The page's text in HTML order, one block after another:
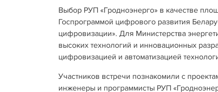
Выбор РУП «Гродноэнерго» в качестве
Госпрограммой цифрового развития
цифровизации». Для Министерства
высоких технологий и инновационных
цифровизацией и автоматизацией
Участников встречи познакомили с
инженеры и программисты РУП